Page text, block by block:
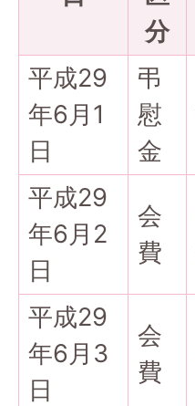
分
平成29
年6月1
日
弔
慰
金
平成29
年6月2
日
会
費
平成29
年6月3
日
会
費